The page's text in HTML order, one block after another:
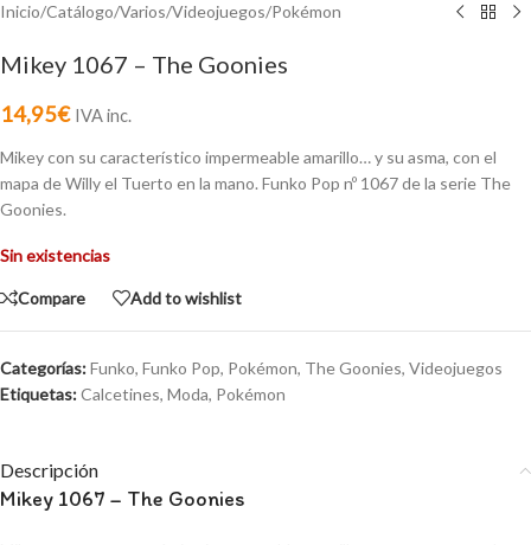
Inicio/Catálogo/Varios/Videojuegos/Pokémon
Mikey 1067 – The Goonies
14,95€ IVA inc.
Mikey con su característico impermeable amarillo… y su asma, con el
mapa de Willy el Tuerto en la mano. Funko Pop nº 1067 de la serie The
Goonies.
Sin existencias
Compare Add to wishlist
Categorías:Funko, Funko Pop, Pokémon, The Goonies, Videojuegos
Etiquetas:Calcetines, Moda, Pokémon
Descripción
Mikey 1067 – The Goonies